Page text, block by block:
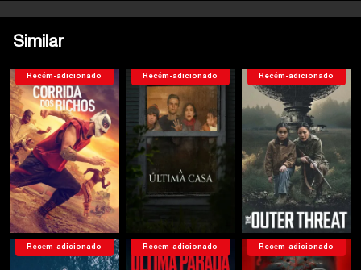
Similar
Recém-adicionado Recém-adicionado Recém-adicionado
Recém-adicionado Recém-adicionado Recém-adicionado